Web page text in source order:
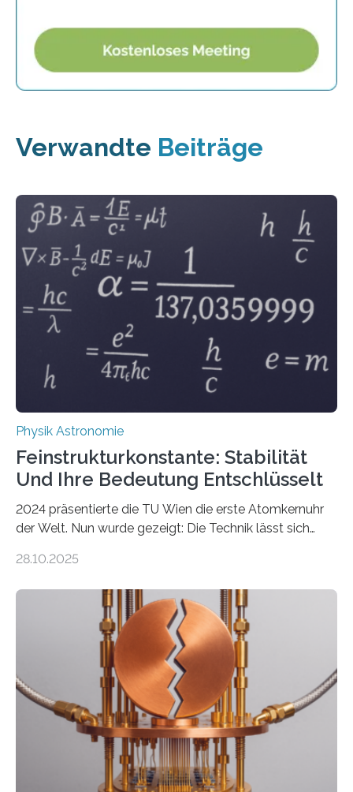
Verwandte Beiträge
Physik Astronomie
Feinstrukturkonstante: Stabilität
Und Ihre Bedeutung Entschlüsselt
2024 präsentierte die TU Wien die erste Atomkernuhr
der Welt. Nun wurde gezeigt: Die Technik lässt sich
fundamentalen Physik nachzugehen. Thorium-
Messungen verwenden. Das hatte man jahrzehntelang
vermutet, weltweit war nach den passenden
Atomkern-Zuständen gesucht worden, 2024 gelang
einem Team der TU Wien mit Unterstützung
internationaler Partner der entscheidende Durchbruch:
Der lange diskutierte Thorium-Kernübergang wurde
gefunden. Kurz darauf konnte man zeigen, dass sich
Thorium tatsächlich nutzen lässt, um hochpräzise…
28.10.2025